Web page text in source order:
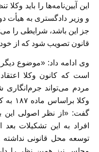
این آیین‌نامه‌ها را باید
و وزیر دادگستری به هيأت
جز این باشد، شرایطی را
قانون تصویب شود که از
وی ادامه داد: «موضوع
است که کانون وکلا
مردم می‌تواند جرم‌انگاری
وکلا
گفت: «از نظر اصولی
افراد به این تشکیلات
توسعه محل قانونی نداشته